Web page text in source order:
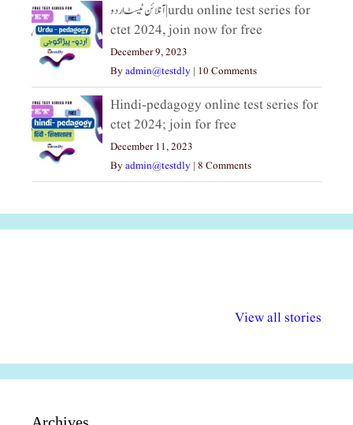
آنلائن ٹیسٹ اردو|urdu online test series for
ctet 2024, join now for free
December 9, 2023
Byadmin@testdly | 10 Comments
Hindi-pedagogy online test series for
ctet 2024; join for free
December 11, 2023
Byadmin@testdly | 8 Comments
View all stories
अधिकार दिवस| 18
वर्षातील
Archives